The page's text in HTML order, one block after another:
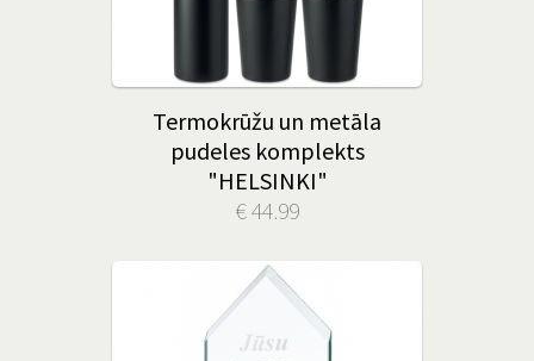
Termokrūžu un metāla
pudeles komplekts
"HELSINKI"
€ 44.99